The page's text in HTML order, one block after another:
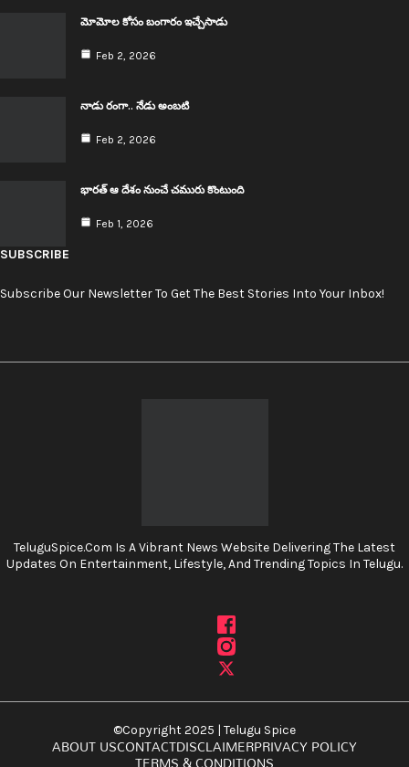
మోమోల కోసం బంగారం ఇచ్చేసాడు
Feb 2, 2026
నాడు రంగా.. నేడు అంబ‌టి
Feb 2, 2026
భార‌త్ ఆ దేశం నుంచే చ‌మురు కొంటుంది
Feb 1, 2026
SUBSCRIBE
Subscribe Our Newsletter To Get The Best Stories Into Your Inbox!
TeluguSpice.com Is A Vibrant News Website Delivering The Latest
Updates On Entertainment, Lifestyle, And Trending Topics In Telugu.
©Copyright 2025 | Telugu Spice
ABOUT USCONTACTDISCLAIMERPRIVACY POLICY